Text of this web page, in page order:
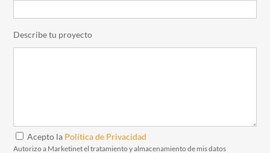
Describe tu proyecto
Acepto la Política de Privacidad
Autorizo a Marketinet el tratamiento y almacenamiento de mis datos